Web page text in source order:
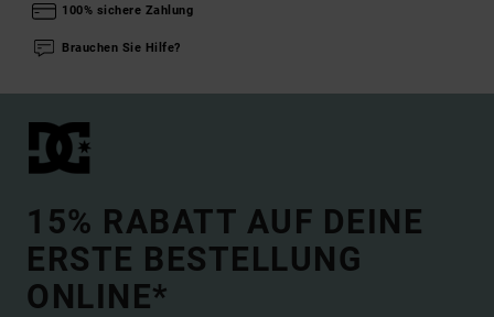
100% sichere Zahlung
Brauchen Sie Hilfe?
15% RABATT AUF DEINE
ERSTE BESTELLUNG
ONLINE*